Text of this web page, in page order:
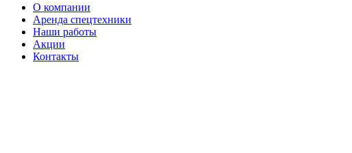
О компании
Аренда спецтехники
Наши работы
Акции
Контакты